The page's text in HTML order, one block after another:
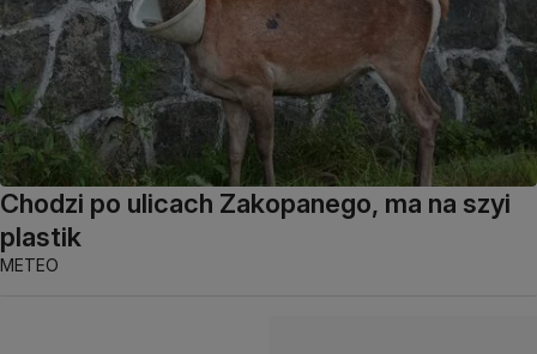
Chodzi po ulicach Zakopanego, ma na szyi
plastik
METEO